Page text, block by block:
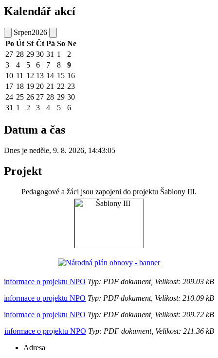
Kalendář akcí
Srpen2026
Po Út St Čt Pá So Ne
27 28 29 30 31 1
2
3
4 5 6 7 8
9
10 11 12 13 14 15 16
17 18 19 20 21 22 23
24 25 26 27 28 29 30
31 1 2 3 4 5 6
Datum a čas
Dnes je neděle, 9. 8. 2026, 14:43:05
Projekt
Pedagogové a žáci jsou zapojeni do projektu Šablony III.
informace o projektu NPO Typ: PDF dokument, Velikost: 209.03 kB
informace o projektu NPO Typ: PDF dokument, Velikost: 210.09 kB
informace o projektu NPO Typ: PDF dokument, Velikost: 209.72 kB
informace o projektu NPO Typ: PDF dokument, Velikost: 211.36 kB
Adresa